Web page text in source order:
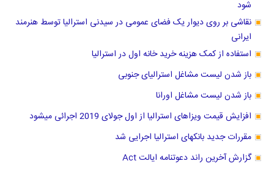
شود
نقاشی بر روی دیوار یک فضای عمومی در سیدنی استرالیا توسط هنرمند
ایرانی
استفاده از کمک هزینه خرید خانه اول در استرالیا
باز شدن لیست مشاغل استرالیای جنوبی
باز شدن لیست مشاغل اورانا
افزایش قیمت ویزاهای استرالیا از اول جولای 2019 اجرائی میشود
مقررات جدید بانکهای استرالیا اجرایی شد
گزارش آخرین راند دعوتنامه ایالت Act